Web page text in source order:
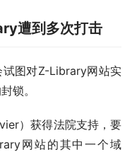
遭到多次打击
图对Z-Library网站实
锁。
）获得法院支持，要
网站的其中一个域